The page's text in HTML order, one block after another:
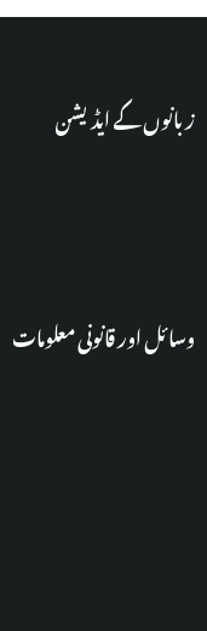
زبانوں کے ایڈیشن
وسائل اور قانونی معلومات